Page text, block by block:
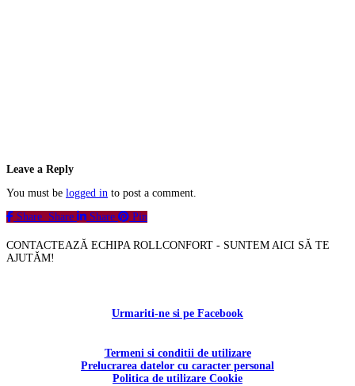
Leave a Reply
You must be logged in to post a comment.
Share Share Share Pin
CONTACTEAZĂ ECHIPA ROLLCONFORT - SUNTEM AICI SĂ TE
AJUTĂM!
Urmariti-ne si pe Facebook
Termeni si conditii de utilizare
Prelucrarea datelor cu caracter personal
Politica de utilizare Cookie